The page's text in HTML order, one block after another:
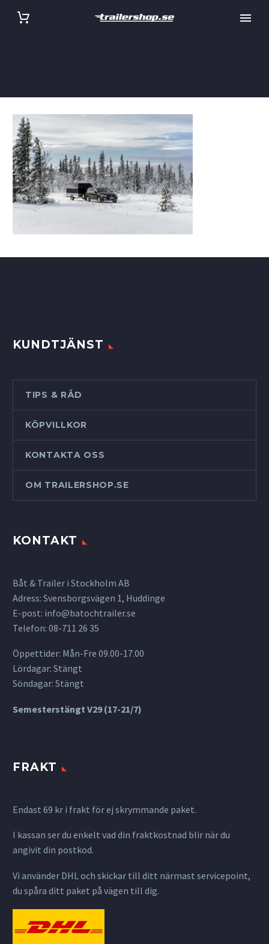
KUNDTJÄNST
TIPS & RÅD
KÖPVILLKOR
KONTAKTA OSS
OM TRAILERSHOP.SE
KONTAKT
Båt & Trailer i Stockholm AB
Adress: Svensborgsvägen 1, Huddinge
E-post: info@batochtrailer.se
Telefon: 08-711 26 35
Öppettider: Mån-Fre 09.00-17.00
Lördagar: Stängt
Söndagar: Stängt
Semesterstängt V29 (17-21/7)
FRAKT
Endast 69 kr i frakt för ej skrymmande paket.
I kassan ser du enkelt vad din fraktkostnad blir när du
angivit din postkod.
Vi använder DHL och skickar till ditt närmast servicepoint,
du spåra ditt paket på vägen till dig.